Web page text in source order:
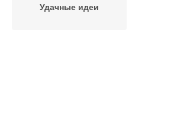
Удачные идеи